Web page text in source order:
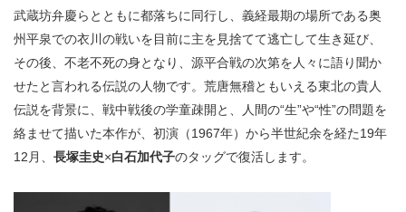
・ 交通案内
・ よくある質問
・ 芸術監督
・ 施設概要
・ フロアマップ
・ レストラン/カフェ
KAAT 神奈川芸術劇場
SNS
武蔵坊弁慶らとともに都落ちに同行し、義経最期の場所である奥
州平泉での衣川の戦いを目前に主を見捨てて逃亡して生き延び、
その後、不老不死の身となり、源平合戦の次第を人々に語り聞か
せたと言われる伝説の人物です。荒唐無稽ともいえる東北の貴人
伝説を背景に、戦中戦後の学童疎開と、人間の“生”や“性”の問題を
絡ませて描いた本作が、初演（1967年）から半世紀余を経た19年
12月、 長塚圭史×白石加代子のタッグで復活します。